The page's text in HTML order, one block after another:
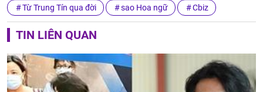
Từ Trung Tín qua đời sao Hoa ngữ Cbiz
TIN LIÊN QUAN